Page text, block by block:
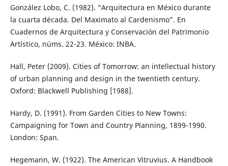
González Lobo, C. (1982). “Arquitectura en México durante
la cuarta década. Del Maximato al Cardenismo”. En
Cuadernos de Arquitectura y Conservación del Patrimonio
Artístico, núms. 22-23. México: INBA.
Hall, Peter (2009). Cities of Tomorrow: an intellectual history
of urban planning and design in the twentieth century.
Oxford: Blackwell Publishing [1988].
Hardy, D. (1991). From Garden Cities to New Towns:
Campaigning for Town and Country Planning, 1899-1990.
London: Span.
Hegemann, W. (1922). The American Vitruvius. A Handbook